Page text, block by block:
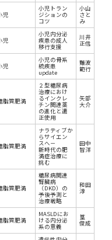
児
小児トラン
ジションの
コツ
小山
さと
み
児
小児内分泌
疾患の成人
移行支援
川井
正信
児
小児の骨系
統疾患
update
難波
範行
脂質肥満
２型糖尿病
治療におけ
るインクレ
チン関連薬
の進化と適
正使用
矢部
大介
脂質肥満
ナラティブか
らサイエン
スへ－
新時代の肥
満症治療に
挑む
田中
智洋
脂質肥満
糖尿病関連
腎臓病
（DKD）の
予後予測と
治療戦略
和田
淳
脂質肥満
MASLDにお
ける内分泌
系の意義
篁
俊成